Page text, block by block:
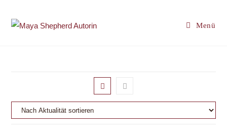
Inhalt
springen
Menü